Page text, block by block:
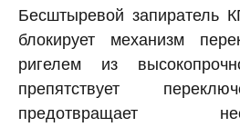
Бесштыревой запиратель
блокирует механизм
ригелем из
препятствует
предотвращает